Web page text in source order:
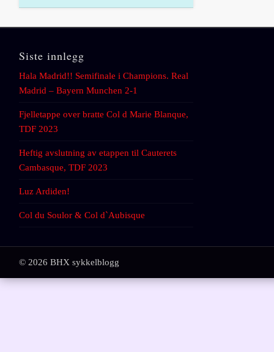
Siste innlegg
Hala Madrid!! Semifinale i Champions. Real
Madrid – Bayern Munchen 2-1
Fjelletappe over bratte Col d Marie Blanque,
TDF 2023
Heftig avslutning av etappen til Cauterets
Cambasque, TDF 2023
Luz Ardiden!
Col du Soulor & Col d`Aubisque
© 2026 BHX sykkelblogg